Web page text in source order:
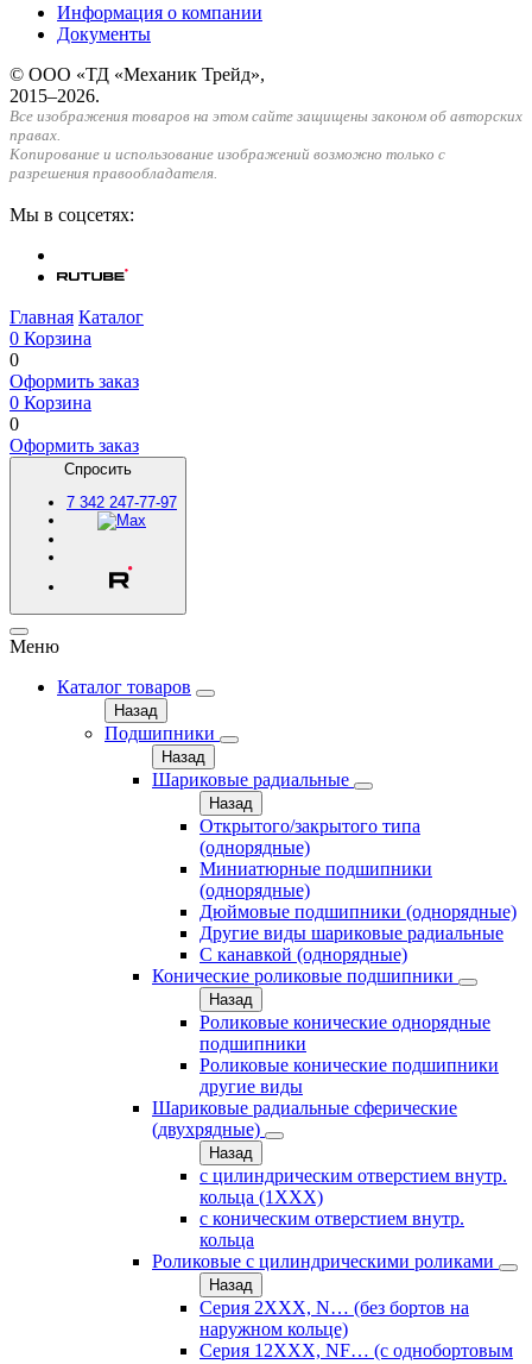
Информация о компании
Документы
© ООО «ТД «Механик Трейд»,
2015–2026.
Все изображения товаров на этом сайте защищены законом об авторских
правах.
Копирование и использование изображений возможно только с
разрешения правообладателя.
Мы в соцсетях:
Главная Каталог
0 Корзина
0
Оформить заказ
0 Корзина
0
Оформить заказ
Спросить
7 342 247-77-97
Меню
Каталог товаров
Назад
Подшипники
Назад
Шариковые радиальные
Назад
Открытого/закрытого типа
(однорядные)
Миниатюрные подшипники
(однорядные)
Дюймовые подшипники (однорядные)
Другие виды шариковые радиальные
С канавкой (однорядные)
Конические роликовые подшипники
Назад
Роликовые конические однорядные
подшипники
Роликовые конические подшипники
другие виды
Шариковые радиальные сферические
(двухрядные)
Назад
с цилиндрическим отверстием внутр.
кольца (1ХХХ)
с коническим отверстием внутр.
кольца
Роликовые с цилиндрическими роликами
Назад
Серия 2ХХХ, N… (без бортов на
наружном кольце)
Серия 12ХХХ, NF… (с однобортовым